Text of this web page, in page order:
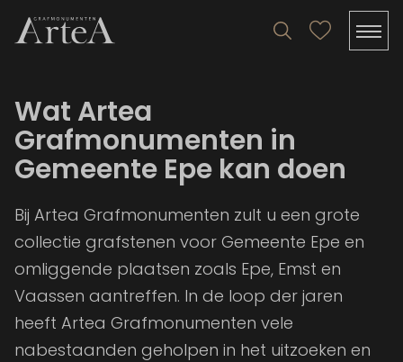
Wat Artea
Grafmonumenten in
Gemeente Epe kan doen
Bij Artea Grafmonumenten zult u een grote
collectie grafstenen voor Gemeente Epe en
omliggende plaatsen zoals Epe, Emst en
Vaassen aantreffen. In de loop der jaren
heeft Artea Grafmonumenten vele
nabestaanden geholpen in het uitzoeken en